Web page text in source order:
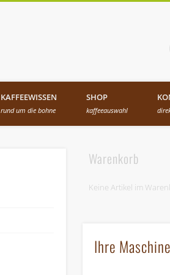
KAFFEEWISSEN
rund um die bohne
SHOP
kaffeeauswahl
Warenkorb
Keine Artikel im
Ihre